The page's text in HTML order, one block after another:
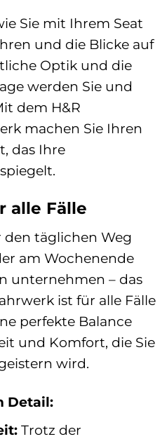
Sie mit Ihrem Seat
und die Blicke auf
Optik und die
werden Sie und
dem H&R
machen Sie Ihren
das Ihre
alle Fälle
den täglichen Weg
am Wochenende
unternehmen – das
ist für alle Fälle
perfekte Balance
und Komfort, die Sie
wird.
Detail:
Trotz der